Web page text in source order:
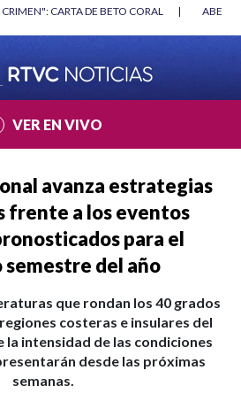
CRIMEN": CARTA DE BETO CORAL |
VER EN VIVO
avanza estrategias
frente a los eventos
para el
semestre del año
que rondan los 40 grados
costeras e insulares del
intensidad de las condiciones
desde las próximas
semanas.